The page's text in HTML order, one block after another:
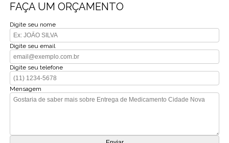
FAÇA UM ORÇAMENTO
Digite seu nome
Digite seu email
Digite seu telefone
Mensagem